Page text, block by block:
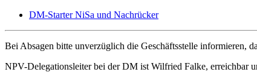
DM-Starter NiSa und Nachrücker
Bei Absagen bitte unverzüglich die Geschäftsstelle informieren,
NPV-Delegationsleiter bei der DM ist Wilfried Falke, erreichbar